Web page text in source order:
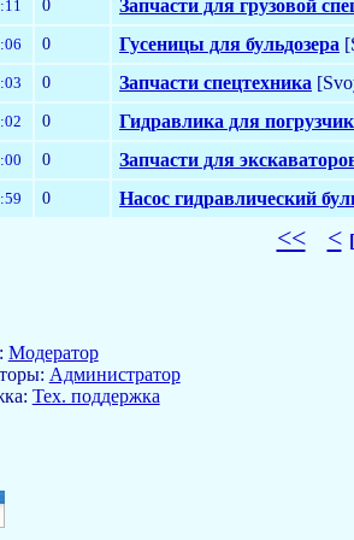
0 Запчасти для грузовой
0 Гусеницы для бульдозера
0 Запчасти спецтехника
0 Гидравлика для
0 Запчасти для
0 Насос гидравлический
<< <
Модератор
Администратор
Тех. поддержка